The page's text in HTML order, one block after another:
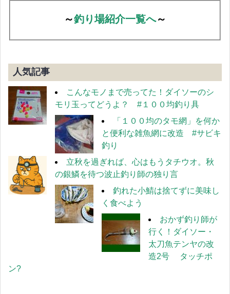
～釣り場紹介一覧へ～
人気記事
こんなモノまで売ってた！ダイソーのシ
モリ玉ってどうよ？ #１００均釣り具
「１００均のタモ網」を何か
と便利な雑魚網に改造 #サビキ
釣り
立秋を過ぎれば、心はもうタチウオ。秋
の銀鱗を待つ波止釣り師の独り言
釣れた小鯖は捨てずに美味し
く食べよう
おかず釣り師が
行く！ダイソー・
太刀魚テンヤの改
造2号 タッチポ
ン?